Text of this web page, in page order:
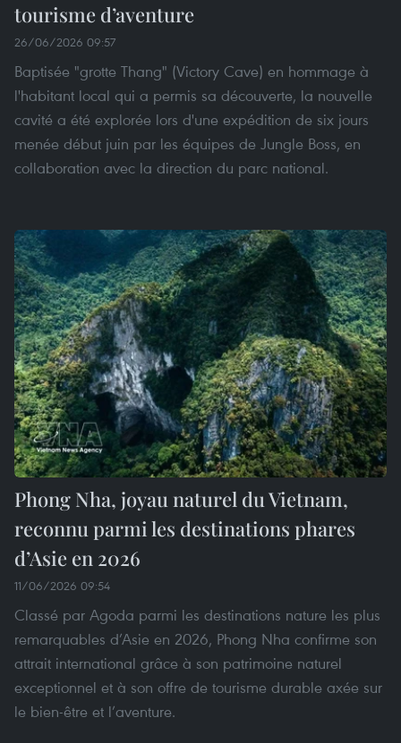
tourisme d’aventure
26/06/2026 09:57
Baptisée "grotte Thang" (Victory Cave) en hommage à
l'habitant local qui a permis sa découverte, la nouvelle
cavité a été explorée lors d'une expédition de six jours
menée début juin par les équipes de Jungle Boss, en
collaboration avec la direction du parc national.
Phong Nha, joyau naturel du Vietnam,
reconnu parmi les destinations phares
d’Asie en 2026
11/06/2026 09:54
Classé par Agoda parmi les destinations nature les plus
remarquables d’Asie en 2026, Phong Nha confirme son
attrait international grâce à son patrimoine naturel
exceptionnel et à son offre de tourisme durable axée sur
le bien-être et l’aventure.